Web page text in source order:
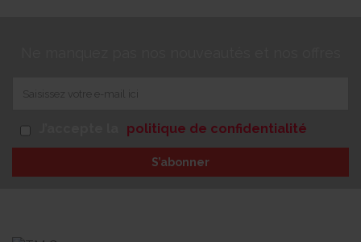
politique de confidentialité
S’abonner